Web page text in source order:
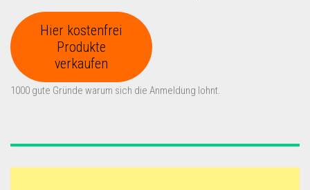
Hier kostenfrei
Produkte
verkaufen
1000 gute Gründe warum sich die Anmeldung lohnt.